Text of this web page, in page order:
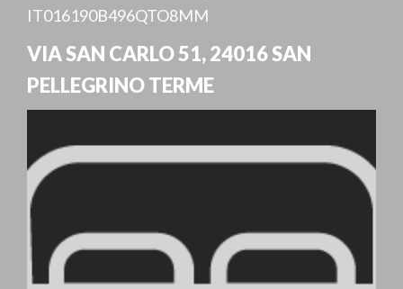
IT016190B496QTO8MM
VIA SAN CARLO 51,24016SAN
PELLEGRINO TERME